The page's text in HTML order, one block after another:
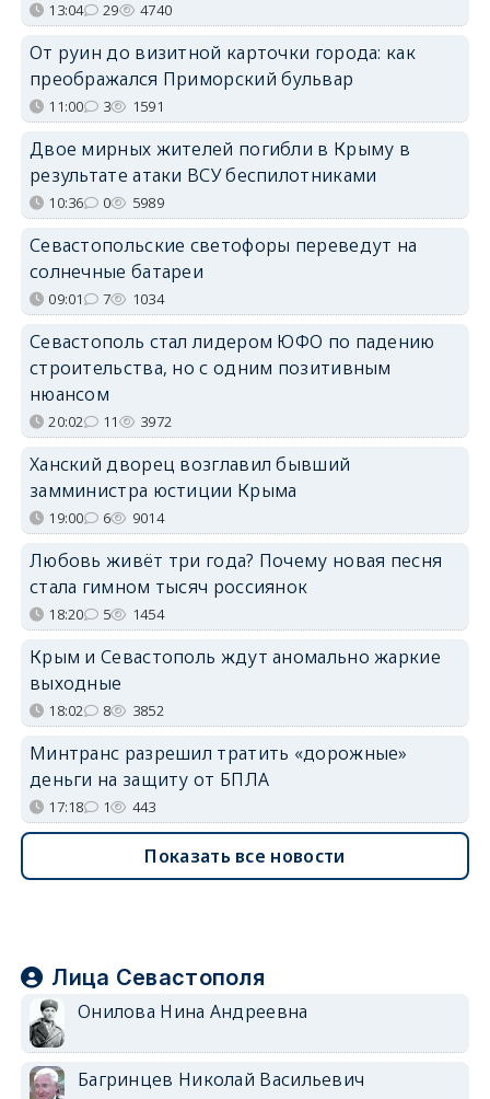
13:04 29 4740
От руин до визитной карточки города: как
преображался Приморский бульвар
11:00 3 1591
Двое мирных жителей погибли в Крыму в
результате атаки ВСУ беспилотниками
10:36 0 5989
Севастопольские светофоры переведут на
солнечные батареи
09:01 7 1034
Севастополь стал лидером ЮФО по падению
строительства, но с одним позитивным
нюансом
20:02 11 3972
Ханский дворец возглавил бывший
замминистра юстиции Крыма
19:00 6 9014
Любовь живёт три года? Почему новая песня
стала гимном тысяч россиянок
18:20 5 1454
Крым и Севастополь ждут аномально жаркие
выходные
18:02 8 3852
Минтранс разрешил тратить «дорожные»
деньги на защиту от БПЛА
17:18 1 443
Показать все новости
Лица Севастополя
Онилова Нина Андреевна
Багринцев Николай Васильевич